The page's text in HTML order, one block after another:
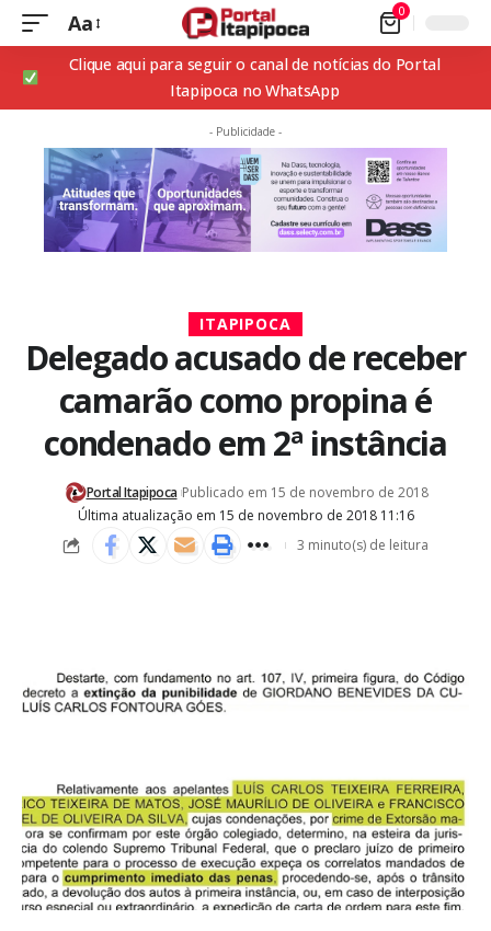
Aa 0
Clique aqui para seguir o canal de notícias do Portal
Itapipoca no WhatsApp
- Publicidade -
ITAPIPOCA
Delegado acusado de receber
camarão como propina é
condenado em 2ª instância
Última atualização em 15 de novembro de 2018 11:16
Portal Itapipoca Publicado em 15 de novembro de 2018
3 minuto(s) de leitura